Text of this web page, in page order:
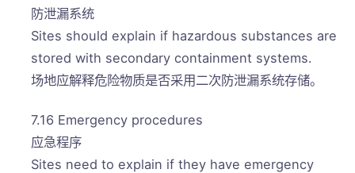
防泄漏系统
Sites should explain if hazardous substances are
stored with secondary containment systems.
场地应解释危险物质是否采用二次防泄漏系统存储。
7.16 Emergency procedures
应急程序
Sites need to explain if they have emergency